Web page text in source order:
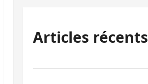
Articles récents